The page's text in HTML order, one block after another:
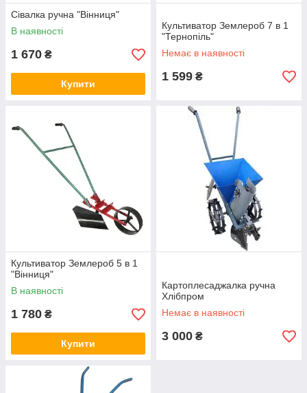
Сівалка ручна "Вінниця"
В наявності
1 670 ₴
Купити
Культиватор Землероб 7 в 1
"Тернопіль"
Немає в наявності
1 599 ₴
Культиватор Землероб 5 в 1
"Вінниця"
В наявності
1 780 ₴
Купити
Картоплесаджалка ручна
Хлібпром
Немає в наявності
3 000 ₴